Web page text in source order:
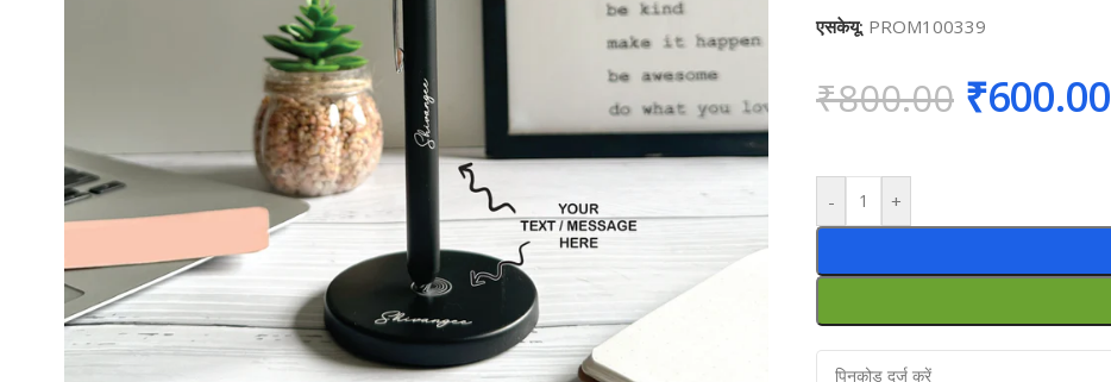
एसकेयू: PROM100339
₹800.00 ₹600.00
- +